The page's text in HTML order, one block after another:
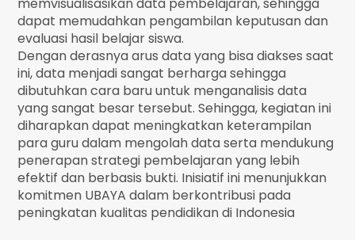
dapat memudahkan pengambilan keputusan dan
evaluasi hasil belajar siswa.
Dengan derasnya arus data yang bisa diakses saat
ini, data menjadi sangat berharga sehingga
dibutuhkan cara baru untuk menganalisis data
yang sangat besar tersebut. Sehingga, kegiatan ini
diharapkan dapat meningkatkan keterampilan
para guru dalam mengolah data serta mendukung
penerapan strategi pembelajaran yang lebih
efektif dan berbasis bukti. Inisiatif ini menunjukkan
komitmen UBAYA dalam berkontribusi pada
peningkatan kualitas pendidikan di Indonesia
❮